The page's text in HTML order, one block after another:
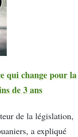
qui change pour la
de 3 ans
de la législation,
a expliqué